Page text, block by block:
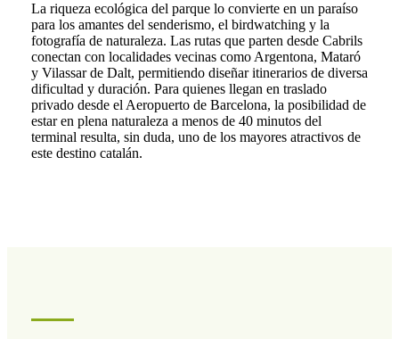
La riqueza ecológica del parque lo convierte en un paraíso
para los amantes del senderismo, el birdwatching y la
fotografía de naturaleza. Las rutas que parten desde Cabrils
conectan con localidades vecinas como Argentona, Mataró
y Vilassar de Dalt, permitiendo diseñar itinerarios de diversa
dificultad y duración. Para quienes llegan en traslado
privado desde el Aeropuerto de Barcelona, la posibilidad de
estar en plena naturaleza a menos de 40 minutos del
terminal resulta, sin duda, uno de los mayores atractivos de
este destino catalán.